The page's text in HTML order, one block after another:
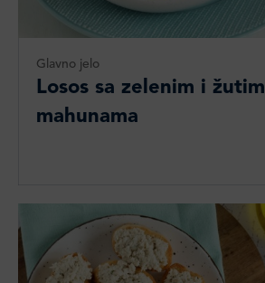
Glavno jelo
Losos sa zelenim i žutim
mahunama